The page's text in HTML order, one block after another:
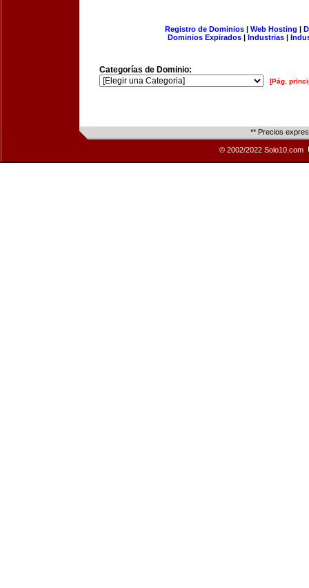
Registro de Dominios| Web Hosting |
Dominios Expirados | Industrias |
Categorías de Dominio:
[Pág.
** Precios
© 2002/2022 Solo10.com